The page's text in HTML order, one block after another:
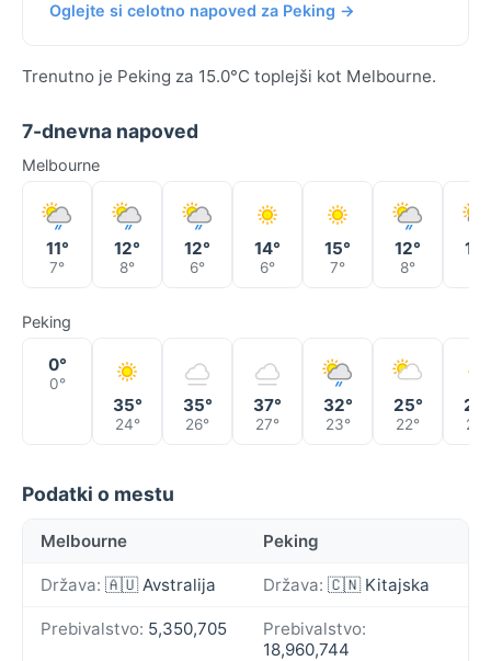
Oglejte si celotno napoved za Peking →
Trenutno je Peking za 15.0°C toplejši kot Melbourne.
7-dnevna napoved
Melbourne
11°
7°
12°
8°
12°
6°
14°
6°
15°
7°
12°
8°
13°
Peking
0°
0°
35°
24°
35°
26°
37°
27°
32°
23°
25°
22° 22°
Podatki o mestu
Melbourne Peking
Država: 🇦🇺 Avstralija Država: 🇨🇳 Kitajska
Prebivalstvo: 5,350,705
Prebivalstvo:
18,960,744